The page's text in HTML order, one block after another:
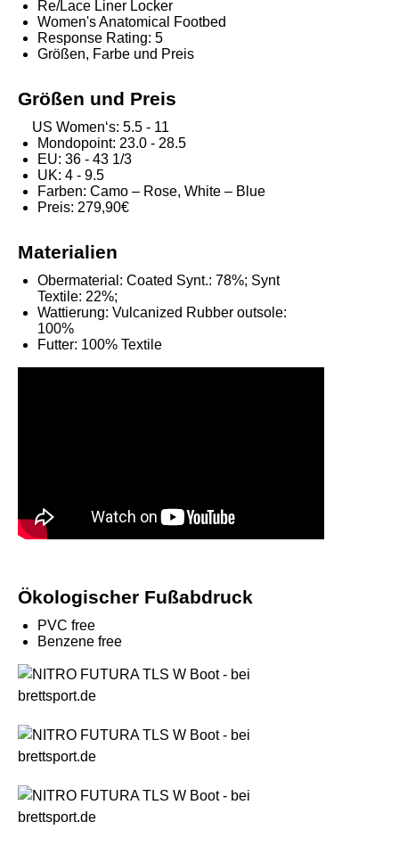
Re/Lace Liner Locker
Women's Anatomical Footbed
Response Rating: 5
Größen, Farbe und Preis
Größen und Preis
US Women‘s: 5.5 - 11
Mondopoint: 23.0 - 28.5
EU: 36 - 43 1/3
UK: 4 - 9.5
Farben: Camo – Rose, White – Blue
Preis: 279,90€
Materialien
Obermaterial: Coated Synt.: 78%; Synt
Textile: 22%;
Wattierung: Vulcanized Rubber outsole:
100%
Futter: 100% Textile
Ökologischer Fußabdruck
PVC free
Benzene free